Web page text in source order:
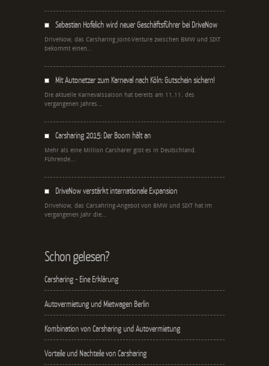
Sebastian Hofelich wird neuer Geschäftsführer bei DriveNow
DriveNow, das Carsharing Joint-Venture zwischen BMW und SIXT
bekommt einen...
Mit Autonetzer zum Karneval nach Köln: Gutschein sichern!
Die aktuelle Karnevalssaison hat bereits am 11.11. des
vergangenen Jahres...
Carsharing 2015: Der Boom hält an
Mehr als eine Million Carsharer gibt es in Deutschland.
Führende...
DriveNow verstärkt internationale Expansion
DriveNow, das Carsahring-Angebot von BMW und SIXT hat im
vergangenen Jahr die...
Schon gelesen?
Carsharing - Eine Erklärung
Autovermietung und Mietwagen Berlin
Kombination von Carsharing und Autovermietung
Vorteile und Nachteile von Carsharing